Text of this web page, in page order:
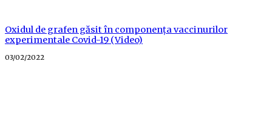
Oxidul de grafen găsit în componența vaccinurilor
experimentale Covid-19 (Video)
Posted
03/02/2022